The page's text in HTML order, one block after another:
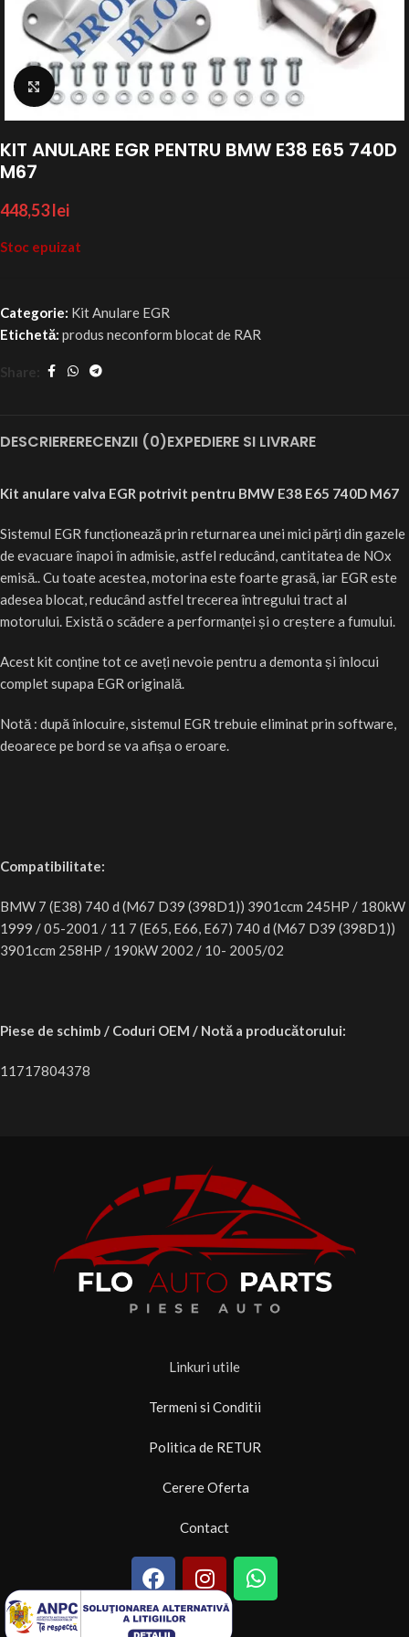
Click to enlarge
KIT ANULARE EGR PENTRU BMW E38 E65 740D
M67
448,53lei
Stoc epuizat
Categorie: Kit Anulare EGR
Etichetă: produs neconform blocat de RAR
Share:
DESCRIERERECENZII (0)EXPEDIERE SI LIVRARE
Kit anulare valva EGR potrivit pentru BMW E38 E65 740D M67
Sistemul EGR funcționează prin returnarea unei mici părți din gazele
de evacuare înapoi în admisie, astfel reducând, cantitatea de NOx
emisă.. Cu toate acestea, motorina este foarte grasă, iar EGR este
adesea blocat, reducând astfel trecerea întregului tract al
motorului. Există o scădere a performanței și o creștere a fumului.
Acest kit conține tot ce aveți nevoie pentru a demonta și înlocui
complet supapa EGR originală.
Notă : după înlocuire, sistemul EGR trebuie eliminat prin software,
deoarece pe bord se va afișa o eroare.
Compatibilitate:
BMW 7 (E38) 740 d (M67 D39 (398D1)) 3901ccm 245HP / 180kW
1999 / 05-2001 / 11 7 (E65, E66, E67) 740 d (M67 D39 (398D1))
3901ccm 258HP / 190kW 2002 / 10- 2005/02
Piese de schimb / Coduri OEM / Notă a producătorului:
11717804378
Linkuri utile
Termeni si Conditii
Politica de RETUR
Cerere Oferta
Contact